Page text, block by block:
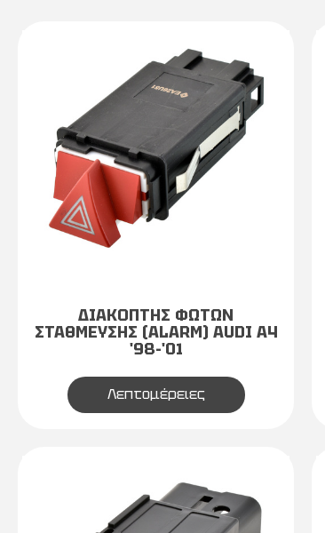
ΔΙΑΚΟΠΤΗΣ ΦΩΤΩΝ
ΣΤΑΘΜΕΥΣΗΣ (ALARM) AUDI A4
'98-'01
Λεπτομέρειες